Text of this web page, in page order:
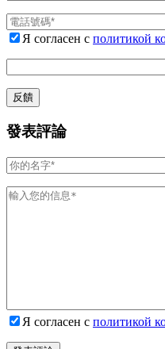
Я согласен с политикой
發表評論
Я согласен с политикой